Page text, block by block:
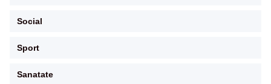
Social
Sport
Sanatate